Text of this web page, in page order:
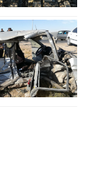
15 آبان 1398